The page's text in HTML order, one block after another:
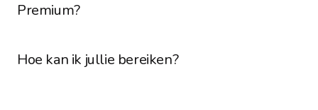
Premium?
Hoe kan ik jullie bereiken?